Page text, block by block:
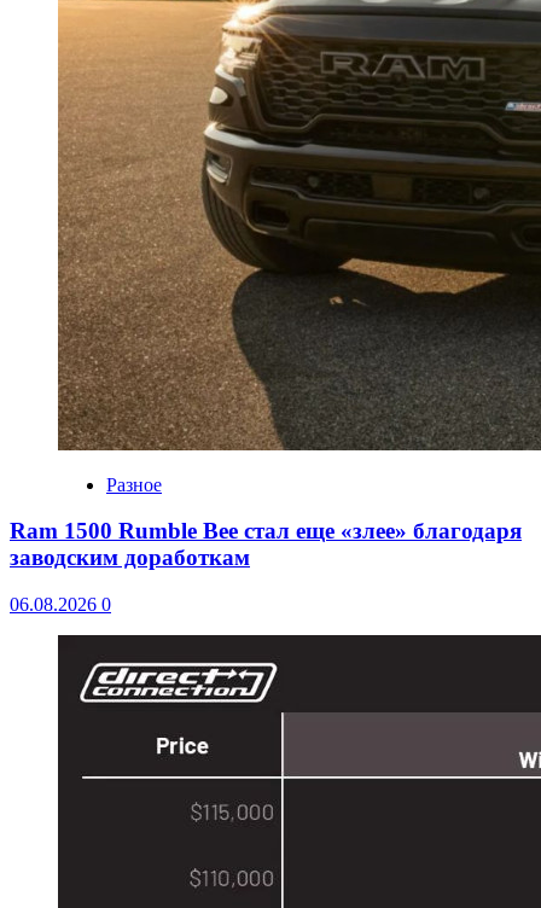
Разное
Ram 1500 Rumble Bee стал еще «злее» благодаря
заводским доработкам
06.08.2026 0